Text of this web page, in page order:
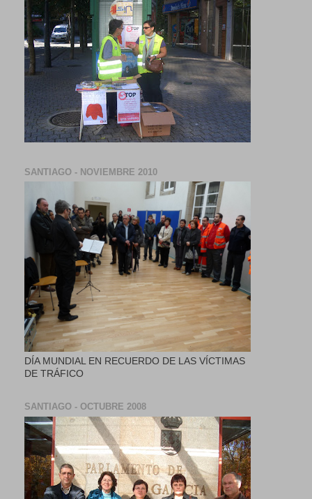
SANTIAGO - NOVIEMBRE 2010
DÍA MUNDIAL EN RECUERDO DE LAS VÍCTIMAS
DE TRÁFICO
SANTIAGO - OCTUBRE 2008